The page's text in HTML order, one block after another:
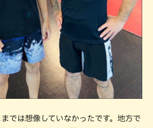
までは想像していなかったです。地方で